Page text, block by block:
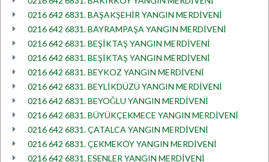
0216 642 6831. BAŞAKŞEHİR YANGIN MERDİVENİ
0216 642 6831. BAYRAMPAŞA YANGIN MERDİVENİ
0216 642 6831. BEŞİKTAŞ YANGIN MERDİVENİ
0216 642 6831. BEŞİKTAŞ YANGIN MERDİVENİ
0216 642 6831. BEYKOZ YANGIN MERDİVENİ
0216 642 6831. BEYLİKDÜZÜ YANGIN MERDİVENİ
0216 642 6831. BEYOĞLU YANGIN MERDİVENİ
0216 642 6831. BÜYÜKÇEKMECE YANGIN MERDİVENİ
0216 642 6831. ÇATALCA YANGIN MERDİVENİ
0216 642 6831. ÇEKMEKÖY YANGIN MERDİVENİ
0216 642 6831. ESENLER YANGIN MERDİVENİ